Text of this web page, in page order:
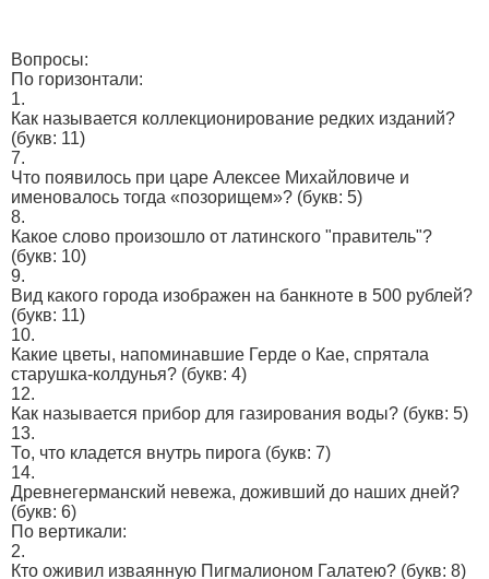
Вопросы:
По горизонтали:
1.
Как называется коллекционирование редких изданий?
(букв: 11)
7.
Что появилось при царе Алексее Михайловиче и
именовалось тогда «позорищем»? (букв: 5)
8.
Какое слово произошло от латинского "правитель"?
(букв: 10)
9.
Вид какого города изображен на банкноте в 500 рублей?
(букв: 11)
10.
Какие цветы, напоминавшие Герде о Кае, спрятала
старушка-колдунья? (букв: 4)
12.
Как называется прибор для газирования воды? (букв: 5)
13.
То, что кладется внутрь пирога (букв: 7)
14.
Древнегерманский невежа, доживший до наших дней?
(букв: 6)
По вертикали:
2.
Кто оживил изваянную Пигмалионом Галатею? (букв: 8)